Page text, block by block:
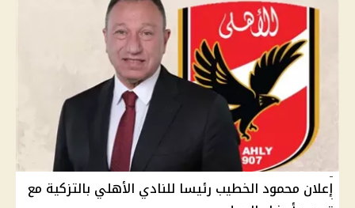
إعلان محمود الخطيب رئيسا للنادي الأهلي بالتزكية مع